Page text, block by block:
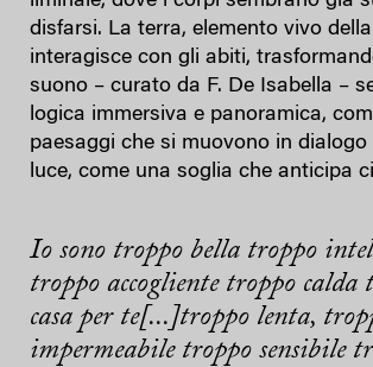
disfarsi. La terra, elemento vivo
interagisce con gli abiti,
suono – curato da F. De Isabella –
logica immersiva e panoramica,
paesaggi che si muovono in
luce, come una soglia che anticipa
Io sono troppo bella troppo
troppo accogliente troppo calda
casa per te[...]troppo lenta,
impermeabile troppo sensibile